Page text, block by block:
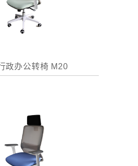
政办公转椅 M20